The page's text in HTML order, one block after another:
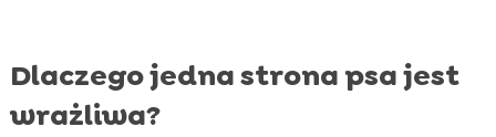
Dlaczego jedna strona psa jest
wrażliwa?